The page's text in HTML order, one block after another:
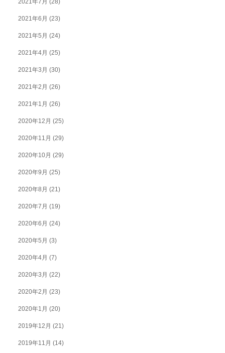
2021年7月 (28)
2021年6月 (23)
2021年5月 (24)
2021年4月 (25)
2021年3月 (30)
2021年2月 (26)
2021年1月 (26)
2020年12月 (25)
2020年11月 (29)
2020年10月 (29)
2020年9月 (25)
2020年8月 (21)
2020年7月 (19)
2020年6月 (24)
2020年5月 (3)
2020年4月 (7)
2020年3月 (22)
2020年2月 (23)
2020年1月 (20)
2019年12月 (21)
2019年11月 (14)